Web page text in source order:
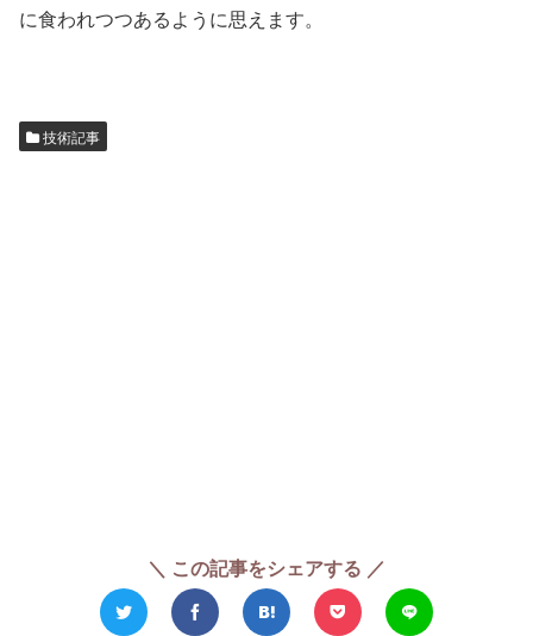
に食われつつあるように思えます。
技術記事
＼ この記事をシェアする ／